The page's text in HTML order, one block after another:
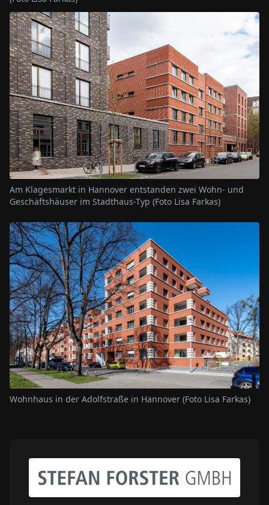
Am Klagesmarkt in Hannover entstanden zwei Wohn- und
Geschäftshäuser im Stadthaus-Typ (Foto Lisa Farkas)
Wohnhaus in der Adolfstraße in Hannover (Foto Lisa Farkas)